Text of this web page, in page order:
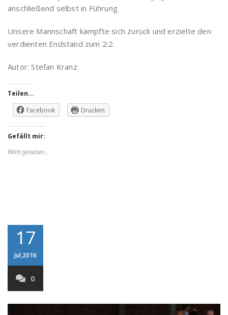
anschließend selbst in Führung.
Unsere Mannschaft kämpfte sich zurück und erzielte den
verdienten Endstand zum 2:2.
Autor: Stefan Kranz
Teilen...
Facebook
Drucken
Gefällt mir:
Wird geladen...
17
Jul,2016
0